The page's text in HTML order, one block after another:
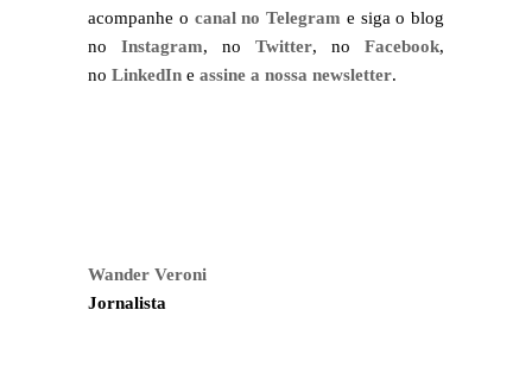
acompanhe o canal no Telegram e siga o blog
no Instagram, no Twitter, no Facebook,
no LinkedIn e assine a nossa newsletter.
Wander Veroni
Jornalista